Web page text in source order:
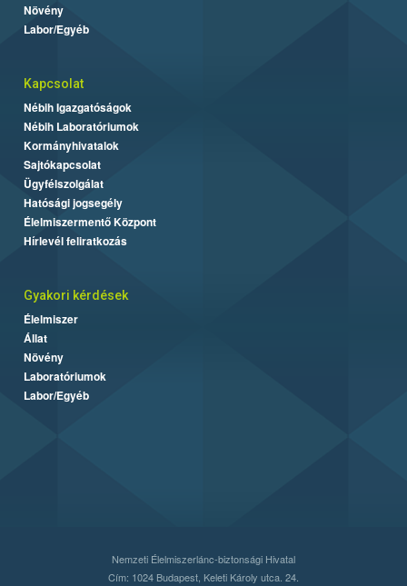
Növény
Labor/Egyéb
Kapcsolat
Nébih Igazgatóságok
Nébih Laboratóriumok
Kormányhivatalok
Sajtókapcsolat
Ügyfélszolgálat
Hatósági jogsegély
Élelmiszermentő Központ
Hírlevél feliratkozás
Gyakori kérdések
Élelmiszer
Állat
Növény
Laboratóriumok
Labor/Egyéb
Nemzeti Élelmiszerlánc-biztonsági Hivatal
Cím: 1024 Budapest, Keleti Károly utca. 24.